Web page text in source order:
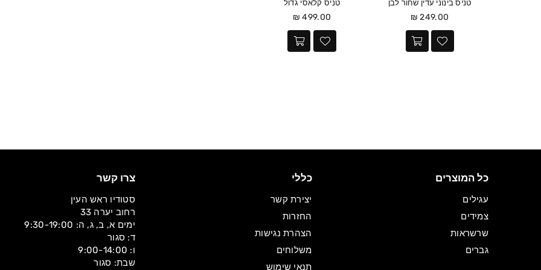
טניס בינוני עדין שחור לבן
מחיר
249.00 ₪
טניס קלאסי גדול
מחיר
499.00 ₪
כל המוצרים
עגילים
צמידים
שרשראות
גברים
כללי
יצירת קשר
החזרות
הצהרת נגישות
משלוחים
תנאי שימוש
צרו קשר
סטודיו ראש העין
רחוב יערה 33
ימים א, ב, ג, ה: 9:30-19:00
ד: סגור
ו: 9:00-14:00
שבת: סגור